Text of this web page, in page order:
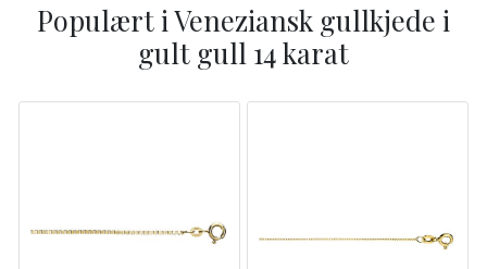
Populært iVeneziansk gullkjede i
gult gull 14 karat